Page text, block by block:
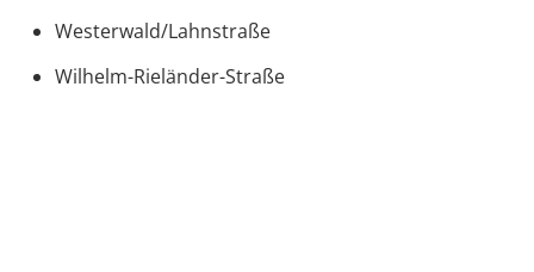
Westerwald/Lahnstraße
Wilhelm-Rieländer-Straße